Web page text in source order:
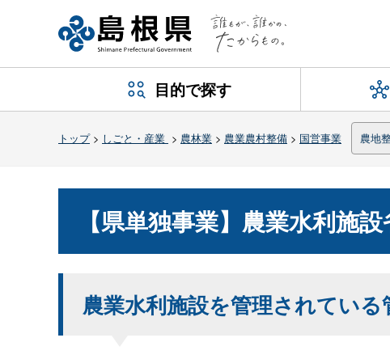
目的で探す
トップ> しごと・産業 > 農林業 > 農業農村整備 > 国営事業 農地
【県単独事業】農業水利施
農業水利施設を管理されてい